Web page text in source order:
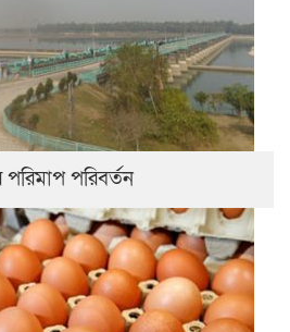
পরিমাপ পরিবর্তন